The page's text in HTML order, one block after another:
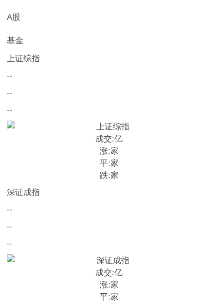
A股
基金
上证综指
--
--
--
成交:亿
涨:家
平:家
跌:家
深证成指
--
--
--
成交:亿
涨:家
平:家